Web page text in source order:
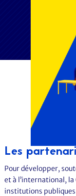
Les
Pour développer,
et à l’international, la
institutions